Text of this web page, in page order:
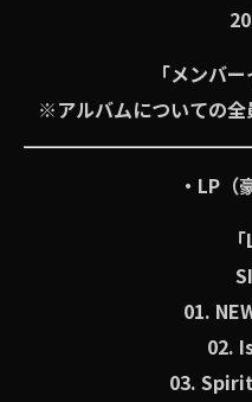
「メンバ
※アルバムについての
・LP（
01.
02.
03.